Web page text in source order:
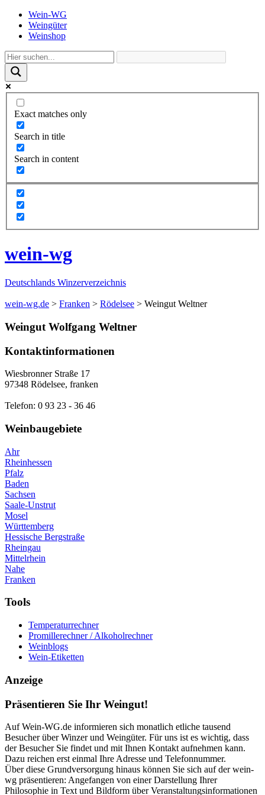
Wein-WG
Weingüter
Weinshop
Exact matches only
Search in title
Search in content
wein-wg
Deutschlands Winzerverzeichnis
wein-wg.de > Franken > Rödelsee > Weingut Weltner
Weingut Wolfgang Weltner
Kontaktinformationen
Wiesbronner Straße 17
97348 Rödelsee, franken
Telefon: 0 93 23 - 36 46
Weinbaugebiete
Ahr
Rheinhessen
Pfalz
Baden
Sachsen
Saale-Unstrut
Mosel
Württemberg
Hessische Bergstraße
Rheingau
Mittelrhein
Nahe
Franken
Tools
Temperaturrechner
Promillerechner / Alkoholrechner
Weinblogs
Wein-Etiketten
Anzeige
Präsentieren Sie Ihr Weingut!
Auf Wein-WG.de informieren sich monatlich etliche tausend
Besucher über Winzer und Weingüter. Für uns ist es wichtig, dass
der Besucher Sie findet und mit Ihnen Kontakt aufnehmen kann.
Dazu reichen erst einmal Ihre Adresse und Telefonnummer.
Über diese Grundversorgung hinaus können Sie sich auf der wein-
wg präsentieren: Angefangen von einer Darstellung Ihrer
Philosophie in Text und Bildform über Veranstaltungsinformationen